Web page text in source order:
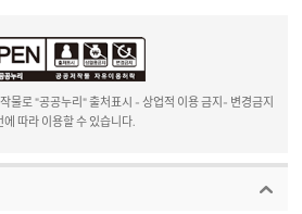
물로 "공공누리" 출처표시 - 상업적 이용 금지- 변경금지
에 따라 이용할 수 있습니다.